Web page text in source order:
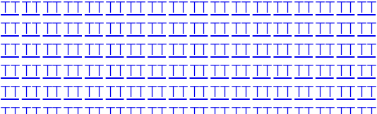
TTTTTTTTTTTTTTTTTTTTTTTTTTTTTTTTTTTT
TTTTTTTTTTTTTTTTTTTTTTTTTTTTTTTTTTTT
TTTTTTTTTTTTTTTTTTTTTTTTTTTTTTTTTTTT
TTTTTTTTTTTTTTTTTTTTTTTTTTTTTTTTTTTT
TTTTTTTTTTTTTTTTTTTTTTTTTTTTTTTTTTTT